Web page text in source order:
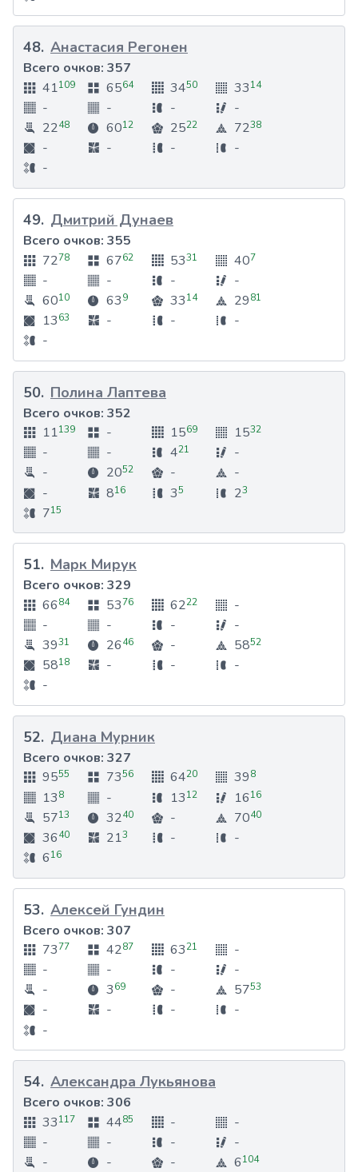
48. Анастасия Регонен
Всего очков: 357
41109 6564 3450 3314
- - -
-
2248 6012 2522 7238
- - -
-
-
49. Дмитрий Дунаев
Всего очков: 355
7278 6762 5331 407
- - -
-
6010 639 3314 2981
1363 - -
-
-
50. Полина Лаптева
Всего очков: 352
11139 - 1569 1532
- - 421
-
-
2052 -
-
-
816 35 23
715
51. Марк Мирук
Всего очков: 329
6684 5376 6222
-
-
- -
-
3931 2646 - 5852
5818 - -
-
-
52. Диана Мурник
Всего очков: 327
9555 7356 6420 398
138 - 1312 1616
5713 3240 - 7040
3640 213 -
-
616
53. Алексей Гундин
Всего очков: 307
7377 4287 6321
-
-
- -
-
-
369 - 5753
- - -
-
-
54. Александра Лукьянова
Всего очков: 306
33117 4485 -
-
-
- -
-
-
- - 6104